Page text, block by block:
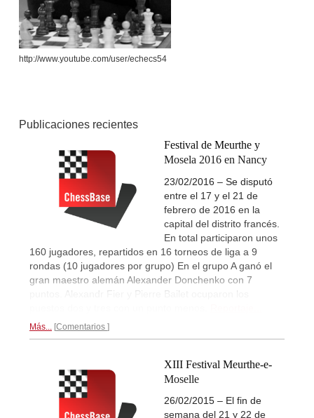
http://www.youtube.com/user/echecs54
Publicaciones recientes
Festival de Meurthe y
Mosela 2016 en Nancy
23/02/2016 – Se disputó
entre el 17 y el 21 de
febrero de 2016 en la
capital del distrito francés.
En total participaron unos
160 jugadores, repartidos en 16 torneos de liga a 9
rondas (10 jugadores por grupo) En el grupo A ganó el
gran maestro alemán Alexander Donchenko con 7
puntos. Alexandr Fier y Pierre Bailet ocuparon los
Más... Comentarios
XIII Festival Meurthe-e-
Moselle
26/02/2015 – El fin de
semana del 21 y 22 de